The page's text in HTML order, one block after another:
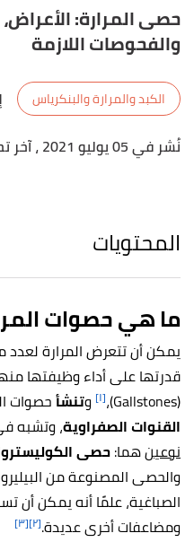
حصى المرارة: الأعراض،
والفحوصات اللازمة
الكبد والمرارة والبنكرياس
نُشر في 05 يوليو 2021
، آخر تحديث
المحتويات
ما هي حصوات
يمكن أن تتعرض المرارة لعدد
قدرتها على أداء وظيفتها
(Gallstones)،
[١] وتنشأحصوات
القنوات الصفراوية، وتشبه
نوعينهما:حصى
والحصى المصنوعة من
الصباغية، علمًا أنه يمكن أن
ومضاعفات أخرى عديدة.[٢] [٣]